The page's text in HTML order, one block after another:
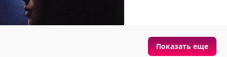
Показать еще